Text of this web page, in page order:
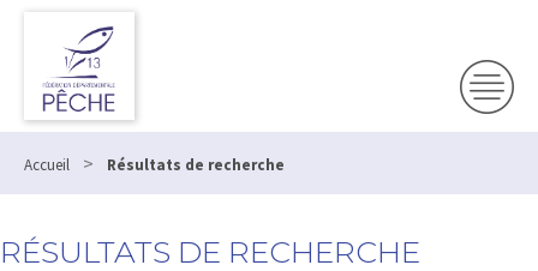
Accueil > Résultats de recherche
RÉSULTATS DE RECHERCHE